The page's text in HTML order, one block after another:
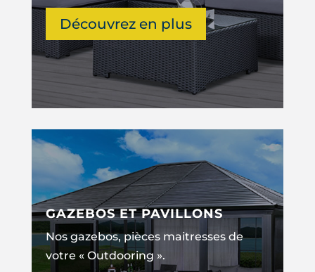
Découvrez en plus
GAZEBOS ET PAVILLONS
Nos gazebos, pièces maitresses de
votre « Outdooring ».